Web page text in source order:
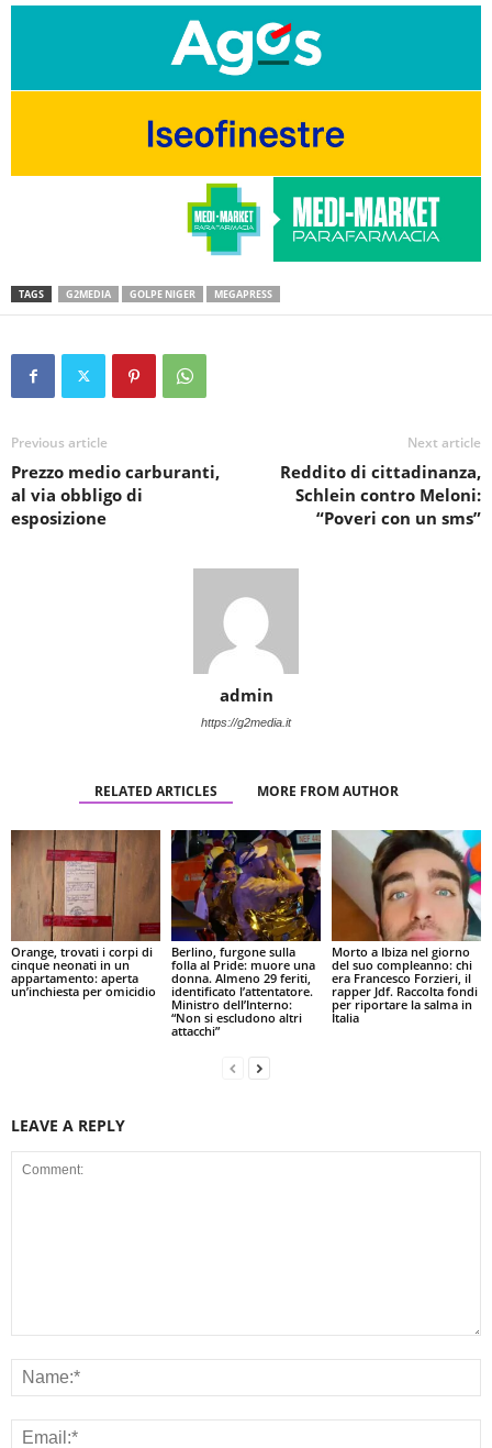
TAGS G2MEDIA GOLPE NIGER MEGAPRESS
Previous article
Prezzo medio carburanti,
al via obbligo di
esposizione
Next article
Reddito di cittadinanza,
Schlein contro Meloni:
“Poveri con un sms”
admin
https://g2media.it
RELATED ARTICLES MORE FROM AUTHOR
Orange, trovati i corpi di
cinque neonati in un
appartamento: aperta
un’inchiesta per omicidio
Berlino, furgone sulla
folla al Pride: muore una
donna. Almeno 29 feriti,
identificato l’attentatore.
Ministro dell’Interno:
“Non si escludono altri
attacchi”
Morto a Ibiza nel giorno
del suo compleanno: chi
era Francesco Forzieri, il
rapper Jdf. Raccolta fondi
per riportare la salma in
Italia
LEAVE A REPLY